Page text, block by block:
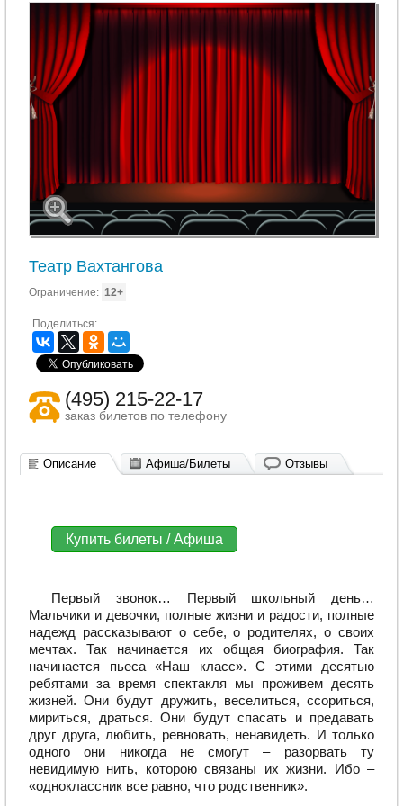
Театр Вахтангова
Ограничение: 12+
Поделиться:
(495) 215-22-17
заказ билетов по телефону
Описание Афиша/Билеты Отзывы
Купить билеты / Афиша
Первый звонок… Первый школьный день…
Мальчики и девочки, полные жизни и радости, полные
надежд рассказывают о себе, о родителях, о своих
мечтах. Так начинается их общая биография. Так
начинается пьеса «Наш класс». С этими десятью
ребятами за время спектакля мы проживем десять
жизней. Они будут дружить, веселиться, ссориться,
мириться, драться. Они будут спасать и предавать
друг друга, любить, ревновать, ненавидеть. И только
одного они никогда не смогут – разорвать ту
невидимую нить, которою связаны их жизни. Ибо –
«одноклассник все равно, что родственник».